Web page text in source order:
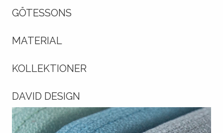
GÖTESSONS
MATERIAL
KOLLEKTIONER
DAVID DESIGN